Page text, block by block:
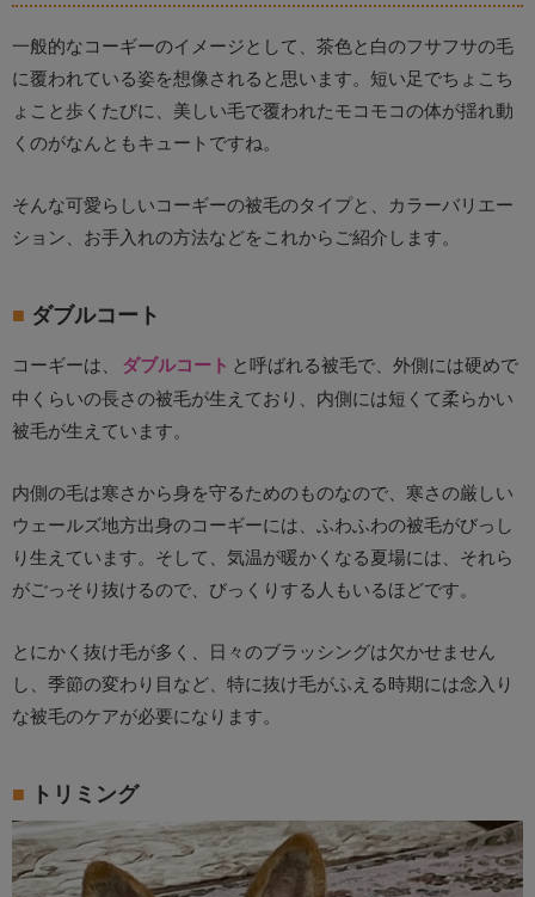
一般的なコーギーのイメージとして、茶色と白のフサフサの毛
に覆われている姿を想像されると思います。短い足でちょこち
ょこと歩くたびに、美しい毛で覆われたモコモコの体が揺れ動
くのがなんともキュートですね。
そんな可愛らしいコーギーの被毛のタイプと、カラーバリエー
ション、お手入れの方法などをこれからご紹介します。
ダブルコート
コーギーは、 ダブルコート と呼ばれる被毛で、外側には硬めで
中くらいの長さの被毛が生えており、内側には短くて柔らかい
被毛が生えています。
内側の毛は寒さから身を守るためのものなので、寒さの厳しい
ウェールズ地方出身のコーギーには、ふわふわの被毛がびっし
り生えています。そして、気温が暖かくなる夏場には、それら
がごっそり抜けるので、びっくりする人もいるほどです。
とにかく抜け毛が多く、日々のブラッシングは欠かせません
し、季節の変わり目など、特に抜け毛がふえる時期には念入り
な被毛のケアが必要になります。
トリミング